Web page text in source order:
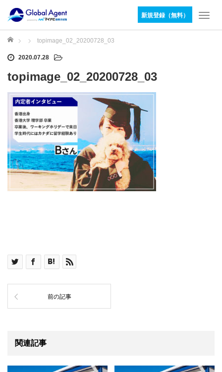
新規登録（無料）
T
ホーム topimage_02_20200728_03
2020.07.28
topimage_02_20200728_03
前の記事
関連記事